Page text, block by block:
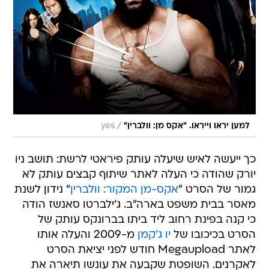
למען יראו וייראו. "אקס מן: וולברין" /
yes
כך ייעשה לאיש שיעלה עותק פיראטי לרשת: תושב ניו
יורק שהודה כי העלה לאתר שיתוף קבצים עותק לא
גמור של הסרט "אקס-מן המקור: וולברין " נידון לשנת
מאסר בבית משפט בארה"ב. ג'ילברטו סאנשז הודה
כי קנה בפינת רחוב ליד ביתו בברונקס עותק של
הסרט בכיכובו של יו ג'קמן
מ-2009 והעלה אותו
לאתר Megaupload חודש לפני יציאת הסרט
לאקרנים. השופטת שקבעה את עונשו תיארה את